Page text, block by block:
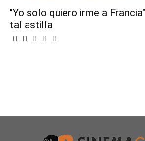
"Yo solo quiero irme a
tal astilla